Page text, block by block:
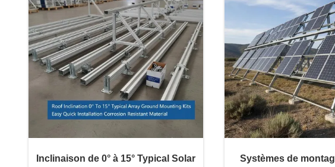
Inclinaison de 0° à 15° Typical Solar
Systèmes de